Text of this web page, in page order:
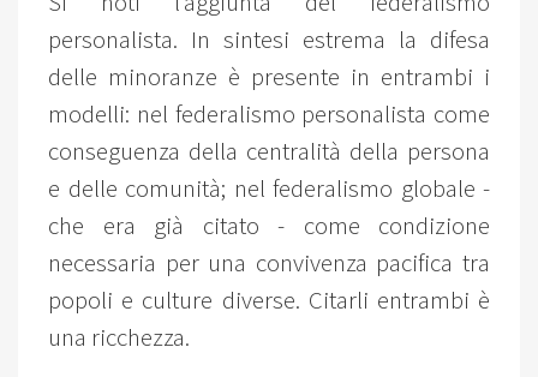
personalista. In sintesi estrema la difesa
delle minoranze è presente in entrambi i
modelli: nel federalismo personalista come
conseguenza della centralità della persona
e delle comunità; nel federalismo globale -
che era già citato - come condizione
necessaria per una convivenza pacifica tra
popoli e culture diverse. Citarli entrambi è
una ricchezza.